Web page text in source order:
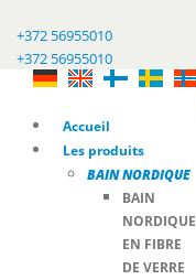
+372 56955010
+372 56955010
Accueil
Les produits
BAIN NORDIQUE
BAIN
NORDIQUE
EN FIBRE
DE VERRE